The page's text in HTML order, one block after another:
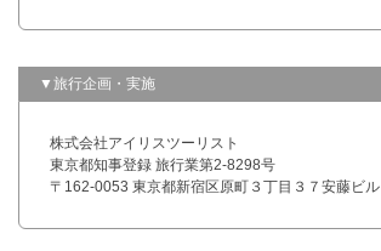
▼旅行企画・実施
株式会社アイリスツーリスト
東京都知事登録 旅行業第2-8298号
〒162-0053 東京都新宿区原町３丁目３７安藤ビル